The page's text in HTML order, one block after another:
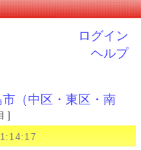
ログイン
ヘルプ
市（中区・東区・南
]